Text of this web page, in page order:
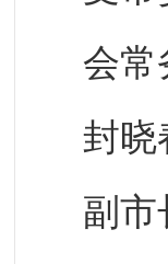
会常
封晓
副市